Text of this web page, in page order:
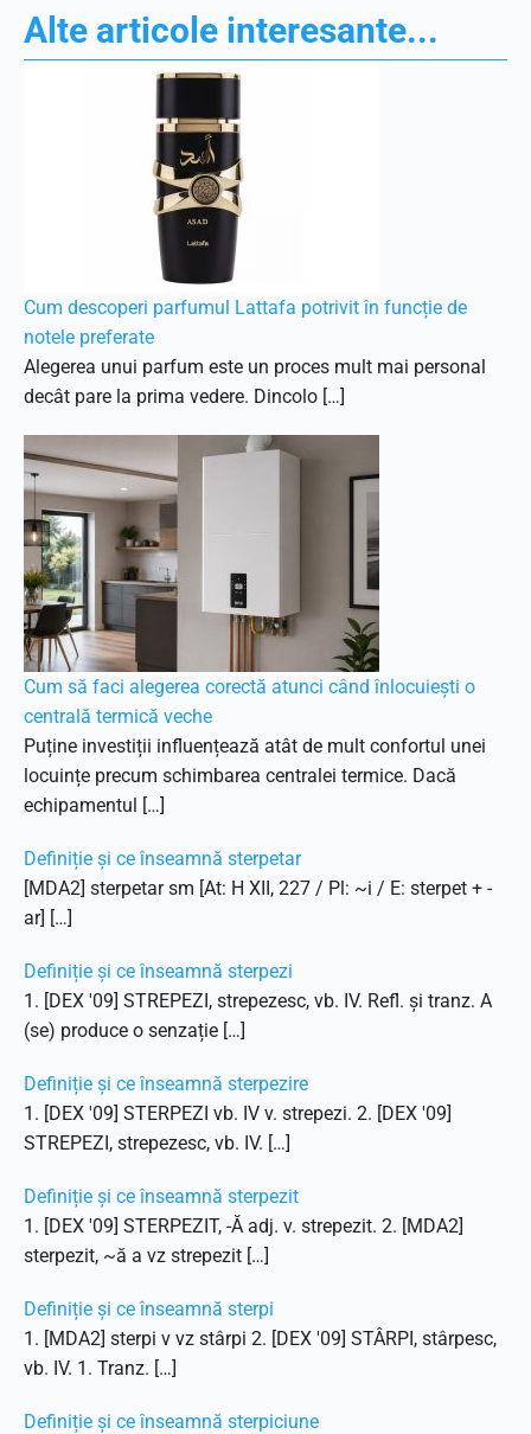
Alte articole interesante...
Cum descoperi parfumul Lattafa potrivit în funcție de
notele preferate
Alegerea unui parfum este un proces mult mai personal
decât pare la prima vedere. Dincolo […]
Cum să faci alegerea corectă atunci când înlocuiești o
centrală termică veche
Puține investiții influențează atât de mult confortul unei
locuințe precum schimbarea centralei termice. Dacă
echipamentul […]
Definiție și ce înseamnă sterpetar
[MDA2] sterpetar sm [At: H XII, 227 / Pl: ~i / E: sterpet + -
ar] […]
Definiție și ce înseamnă sterpezi
1. [DEX '09] STREPEZI, strepezesc, vb. IV. Refl. și tranz. A
(se) produce o senzație […]
Definiție și ce înseamnă sterpezire
1. [DEX '09] STERPEZI vb. IV v. strepezi. 2. [DEX '09]
STREPEZI, strepezesc, vb. IV. […]
Definiție și ce înseamnă sterpezit
1. [DEX '09] STERPEZIT, -Ă adj. v. strepezit. 2. [MDA2]
sterpezit, ~ă a vz strepezit […]
Definiție și ce înseamnă sterpi
1. [MDA2] sterpi v vz stârpi 2. [DEX '09] STÂRPI, stârpesc,
vb. IV. 1. Tranz. […]
Definiție și ce înseamnă sterpiciune